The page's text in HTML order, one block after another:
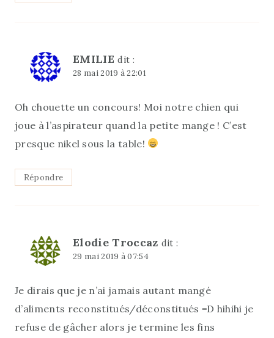
EMILIE dit :
28 mai 2019 à 22:01
Oh chouette un concours! Moi notre chien qui
joue à l’aspirateur quand la petite mange ! C’est
presque nikel sous la table!
Répondre
Elodie Troccaz dit :
29 mai 2019 à 07:54
Je dirais que je n’ai jamais autant mangé
d’aliments reconstitués/déconstitués =D hihihi je
refuse de gâcher alors je termine les fins